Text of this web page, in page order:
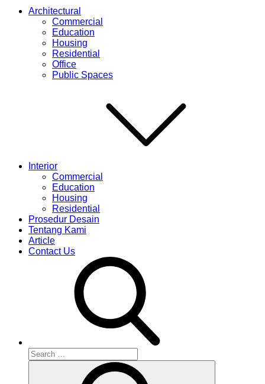
Architectural
Commercial
Education
Housing
Residential
Office
Public Spaces
Interior
Commercial
Education
Housing
Residential
Prosedur Desain
Tentang Kami
Article
Contact Us
Search
for: